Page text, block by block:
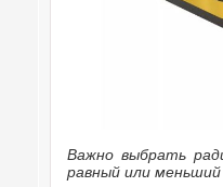
Важно выбрать
равный или меньший